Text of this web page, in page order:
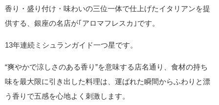
香り・盛り付け・味わいの三位一体で仕上げたイタリアンを提
供する、銀座の名店が｢アロマフレスカ｣です。
13年連続ミシュランガイド一つ星です。
“爽やかで涼しさのある香り”を意味する店名通り、食材の持ち
味を最大限に引き出した料理は、運ばれた瞬間からふわりと漂
う香りで五感を心地よく刺激します。